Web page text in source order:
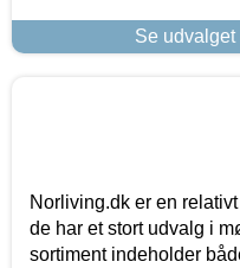
Se
Norliving.dk er en
de har et stort udvalg i
sortiment indeholder